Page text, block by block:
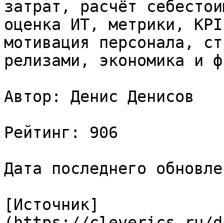
затрат, расчёт
оценка ИТ, метрики,
мотивация персонала,
релизами, экономика и
Автор: Денис Денисов
Рейтинг: 906
Дата последнего
[Источник]